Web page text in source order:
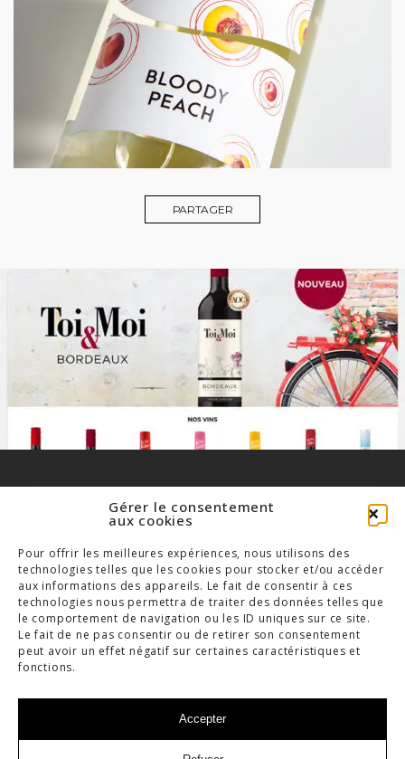
Gérer le consentement
aux cookies
Pour offrir les meilleures expériences, nous utilisons des
technologies telles que les cookies pour stocker et/ou accéder
aux informations des appareils. Le fait de consentir à ces
technologies nous permettra de traiter des données telles que
le comportement de navigation ou les ID uniques sur ce site.
Le fait de ne pas consentir ou de retirer son consentement
peut avoir un effet négatif sur certaines caractéristiques et
fonctions.
Accepter
PARTAGER
TOUS LES PROJETS